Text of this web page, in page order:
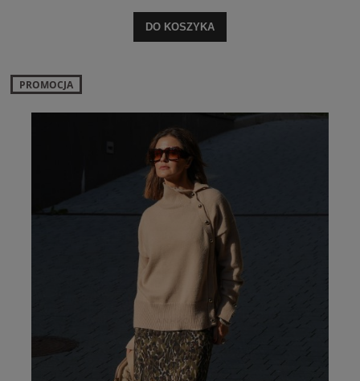
DO KOSZYKA
PROMOCJA